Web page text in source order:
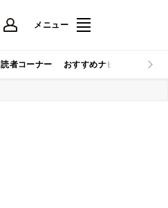
メニュー
読者コーナー おすすめナビ マイナビ